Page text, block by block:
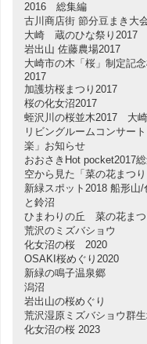
2016 総集編
古川商店街 節分豆まき大
大崎 蔵のひな祭り2017
岩出山 佐藤農場2017
大崎市の木「桜」制定記
2017
加護坊桜まつり2017
桜の化女沼2017
蛭沢川の桜並木2017 大
リビングルームコンサー
楽」お知らせ
おおさきHot pocket2017
空から見た「菜の花まつ
新緑スポット2018 船形山/
と鈴沼
ひまわりの丘 菜の花ま
荒沢のミズバショウ
化女沼の桜 2020
OSAKI桜めぐり2020
新緑の鳴子温泉郷
潟沼
岩出山の桜めぐり
荒沢湿原ミズバショウ群
化女沼の桜 2023